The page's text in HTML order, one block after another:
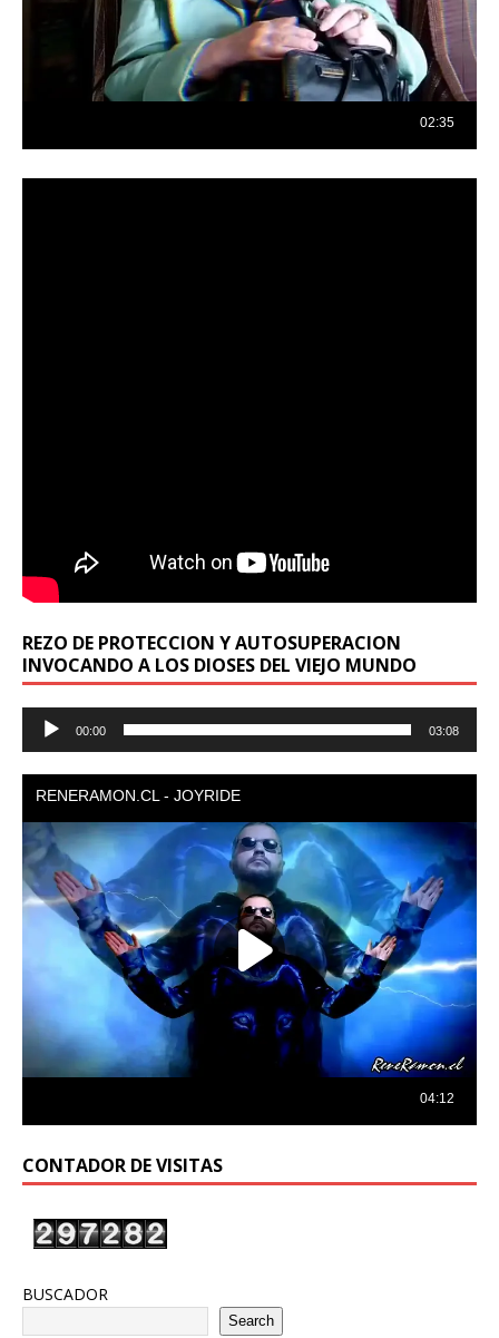
REZO DE PROTECCION Y AUTOSUPERACION
INVOCANDO A LOS DIOSES DEL VIEJO MUNDO
Reproductor
00:00 03:08
CONTADOR DE VISITAS
BUSCADOR
Search